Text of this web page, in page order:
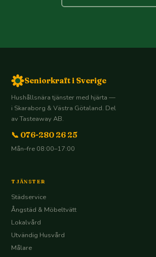
Seniorkraft i Sverige
Hushållsnära tjänster med hjärta —
i Skaraborg & Västra Götaland. Del
av Tasteaway AB.
📞 076-280 26 25
Mån–fre 08:00–17:00
TJÄNSTER
Städservice
Ångstäd & Möbeltvätt
Lokalvård
Utvändig Husvård
Målare